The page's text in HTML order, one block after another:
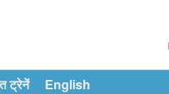
ट्रेनें English